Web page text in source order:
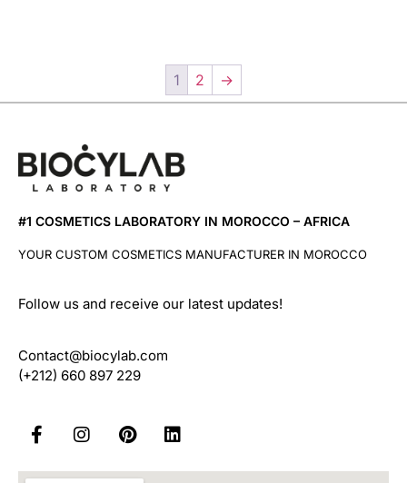
1 2 →
#1 COSMETICS LABORATORY IN MOROCCO – AFRICA
YOUR CUSTOM COSMETICS MANUFACTURER IN MOROCCO
Follow us and receive our latest updates!
Contact@biocylab.com
(+212) 660 897 229